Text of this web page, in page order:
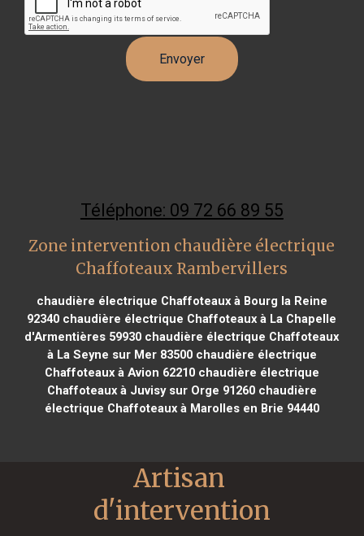
Téléphone: 09 72 66 89 55
Zone intervention chaudière électrique
Chaffoteaux Rambervillers
chaudière électrique Chaffoteaux à Bourg la Reine
92340 chaudière électrique Chaffoteaux à La Chapelle
d'Armentières 59930 chaudière électrique Chaffoteaux
à La Seyne sur Mer 83500chaudière électrique
Chaffoteaux à Avion 62210chaudière électrique
Chaffoteaux à Juvisy sur Orge 91260chaudière
électrique Chaffoteaux à Marolles en Brie 94440
Artisan
d'intervention